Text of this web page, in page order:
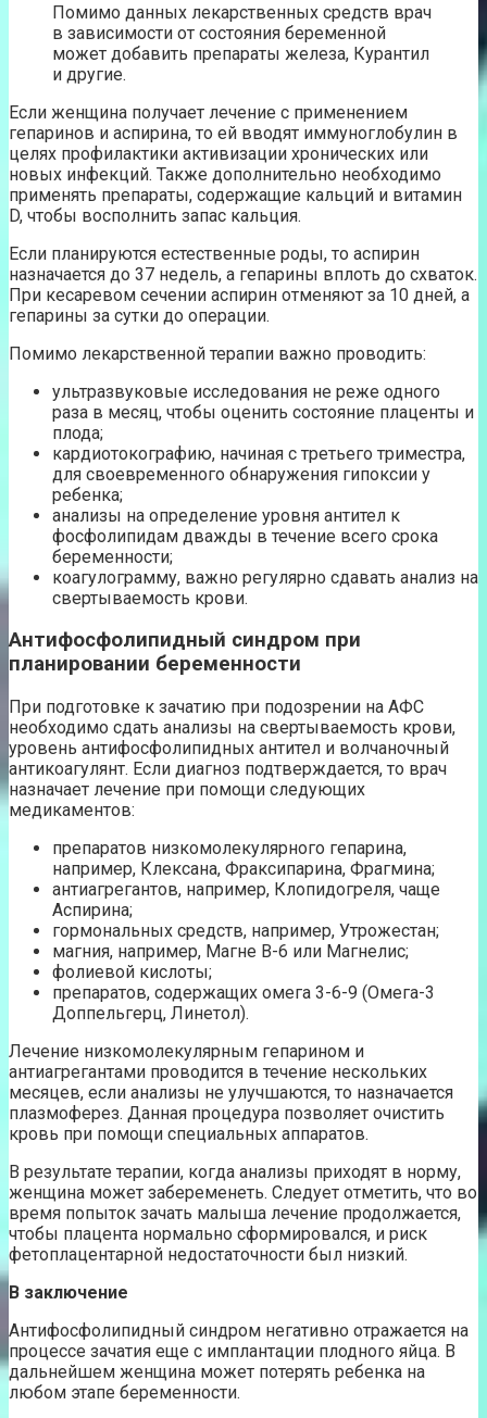
Помимо данных лекарственных средств врач
в зависимости от состояния беременной
может добавить препараты железа, Курантил
и другие.
Если женщина получает лечение с применением
гепаринов и аспирина, то ей вводят иммуноглобулин в
целях профилактики активизации хронических или
новых инфекций. Также дополнительно необходимо
применять препараты, содержащие кальций и витамин
D, чтобы восполнить запас кальция.
Если планируются естественные роды, то аспирин
назначается до 37 недель, а гепарины вплоть до схваток.
При кесаревом сечении аспирин отменяют за 10 дней, а
гепарины за сутки до операции.
Помимо лекарственной терапии важно проводить:
ультразвуковые исследования не реже одного
раза в месяц, чтобы оценить состояние плаценты и
плода;
кардиотокографию, начиная с третьего триместра,
для своевременного обнаружения гипоксии у
ребенка;
анализы на определение уровня антител к
фосфолипидам дважды в течение всего срока
беременности;
коагулограмму, важно регулярно сдавать анализ на
свертываемость крови.
Антифосфолипидный синдром при
планировании беременности
При подготовке к зачатию при подозрении на АФС
необходимо сдать анализы на свертываемость крови,
уровень антифосфолипидных антител и волчаночный
антикоагулянт. Если диагноз подтверждается, то врач
назначает лечение при помощи следующих
медикаментов:
препаратов низкомолекулярного гепарина,
например, Клексана, Фраксипарина, Фрагмина;
антиагрегантов, например, Клопидогреля, чаще
Аспирина;
гормональных средств, например, Утрожестан;
магния, например, Магне В-6 или Магнелис;
фолиевой кислоты;
препаратов, содержащих омега 3-6-9 (Омега-3
Доппельгерц, Линетол).
Лечение низкомолекулярным гепарином и
антиагрегантами проводится в течение нескольких
месяцев, если анализы не улучшаются, то назначается
плазмоферез. Данная процедура позволяет очистить
кровь при помощи специальных аппаратов.
В результате терапии, когда анализы приходят в норму,
женщина может забеременеть. Следует отметить, что во
время попыток зачать малыша лечение продолжается,
чтобы плацента нормально сформировался, и риск
фетоплацентарной недостаточности был низкий.
В заключение
Антифосфолипидный синдром негативно отражается на
процессе зачатия еще с имплантации плодного яйца. В
дальнейшем женщина может потерять ребенка на
любом этапе беременности.